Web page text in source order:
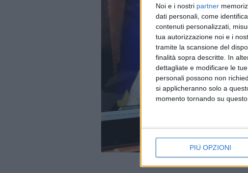
Noi e i nostri partner
dati personali, come
contenuti personalizzati,
tua autorizzazione noi e i
tramite la scansione del
finalità sopra descritte. In
dettagliate e modificare le
personali possono non
si applicheranno solo a
momento tornando su
PIÙ OPZIONI